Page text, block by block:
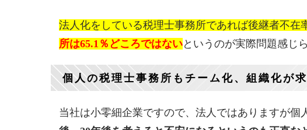
法人化をしている税理士事務所であれば後継者不在
所は65.1％どころではないというのが実際問題感じら
個人の税理士事務所もチーム化、組織化が
当社は小零細企業ですので、法人ではありますが